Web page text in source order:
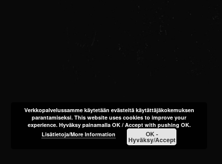
Verkkopalvelussamme käytetään evästeitä käytättäjäkokemuksen
parantamiseksi. This website uses cookies to improve your
experience. Hyväksy painamalla OK / Accept with pushing OK.
Lisätietoja/More Information
OK -
Hyväksy/Accept